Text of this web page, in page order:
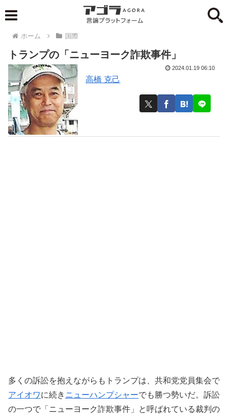
ホーム 国際
トランプの「ニューヨーク詐欺事件」
高橋 克己
2024.01.19 06:10
多くの訴訟を抱えながらもトランプは、共和党党員集会で
アイオワに続き ニューハンプシャーでも勝つ勢いだ。訴訟
の一つで「ニューヨーク詐欺事件」と呼ばれている裁判の